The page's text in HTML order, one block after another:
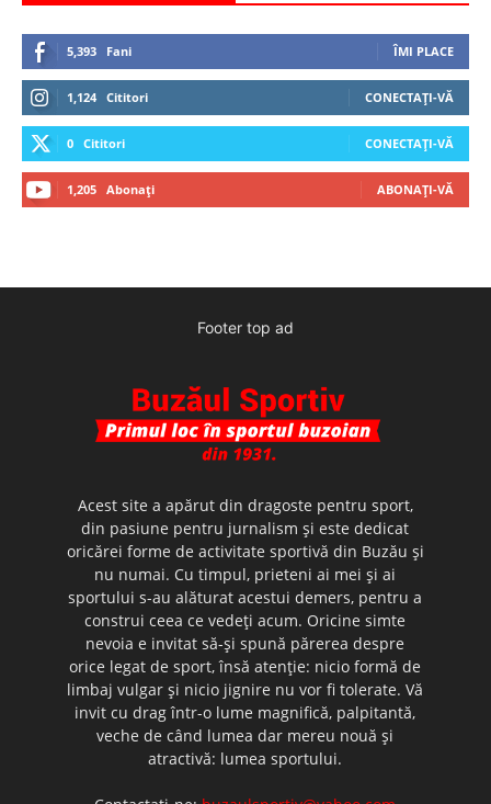
5,393 Fani ÎMI PLACE
1,124 Cititori CONECTAȚI-VĂ
0 Cititori CONECTAȚI-VĂ
1,205 Abonați ABONAȚI-VĂ
Footer top ad
Acest site a apărut din dragoste pentru sport,
din pasiune pentru jurnalism şi este dedicat
oricărei forme de activitate sportivă din Buzău şi
nu numai. Cu timpul, prieteni ai mei şi ai
sportului s-au alăturat acestui demers, pentru a
construi ceea ce vedeţi acum. Oricine simte
nevoia e invitat să-şi spună părerea despre
orice legat de sport, însă atenţie: nicio formă de
limbaj vulgar şi nicio jignire nu vor fi tolerate. Vă
invit cu drag într-o lume magnifică, palpitantă,
veche de când lumea dar mereu nouă şi
atractivă: lumea sportului.